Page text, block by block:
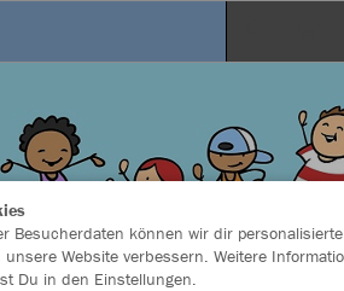
Besucherdaten können wir dir personalisierte
Website verbessern. Weitere
Du in den Einstellungen.